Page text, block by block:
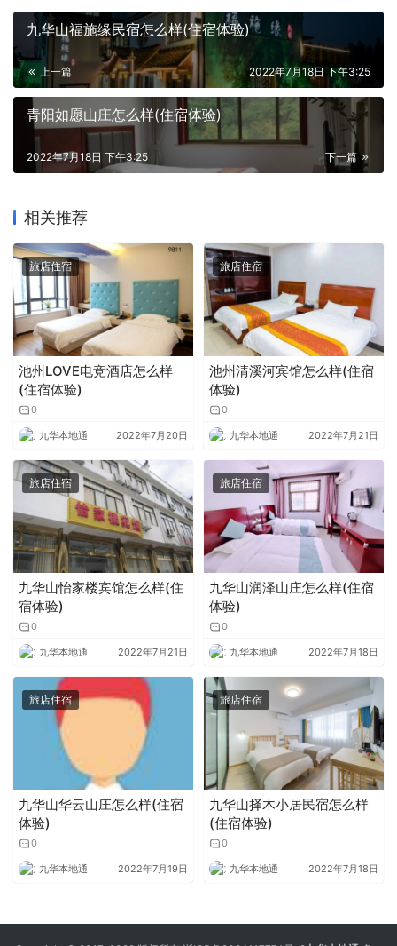
九华山福施缘民宿怎么样(住宿体验)
上一篇 2022年7月18日 下午3:25
青阳如愿山庄怎么样(住宿体验)
下一篇
2022年7月18日 下午3:25
相关推荐
旅店住宿
池州LOVE电竞酒店怎么样
(住宿体验)
0
九华本地通 2022年7月20日
旅店住宿
池州清溪河宾馆怎么样(住宿
体验)
0
九华本地通 2022年7月21日
旅店住宿
九华山怡家楼宾馆怎么样(住
宿体验)
0
九华本地通 2022年7月21日
旅店住宿
九华山润泽山庄怎么样(住宿
体验)
0
九华本地通 2022年7月18日
旅店住宿
九华山华云山庄怎么样(住宿
体验)
0
九华本地通 2022年7月19日
旅店住宿
九华山择木小居民宿怎么样
(住宿体验)
0
九华本地通 2022年7月18日